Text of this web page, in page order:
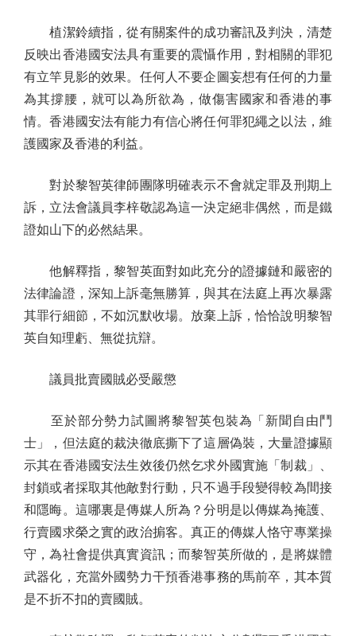
植潔鈴續指，從有關案件的成功審訊及判決，清楚
反映出香港國安法具有重要的震懾作用，對相關的罪犯
有立竿見影的效果。任何人不要企圖妄想有任何的力量
為其撐腰，就可以為所欲為，做傷害國家和香港的事
情。香港國安法有能力有信心將任何罪犯繩之以法，維
護國家及香港的利益。
對於黎智英律師團隊明確表示不會就定罪及刑期上
訴，立法會議員李梓敬認為這一決定絕非偶然，而是鐵
證如山下的必然結果。
他解釋指，黎智英面對如此充分的證據鏈和嚴密的
法律論證，深知上訴毫無勝算，與其在法庭上再次暴露
其罪行細節，不如沉默收場。放棄上訴，恰恰說明黎智
英自知理虧、無從抗辯。
議員批賣國賊必受嚴懲
至於部分勢力試圖將黎智英包裝為「新聞自由鬥
士」，但法庭的裁決徹底撕下了這層偽裝，大量證據顯
示其在香港國安法生效後仍然乞求外國實施「制裁」、
封鎖或者採取其他敵對行動，只不過手段變得較為間接
和隱晦。這哪裏是傳媒人所為？分明是以傳媒為掩護、
行賣國求榮之實的政治掮客。真正的傳媒人恪守專業操
守，為社會提供真實資訊；而黎智英所做的，是將媒體
武器化，充當外國勢力干預香港事務的馬前卒，其本質
是不折不扣的賣國賊。